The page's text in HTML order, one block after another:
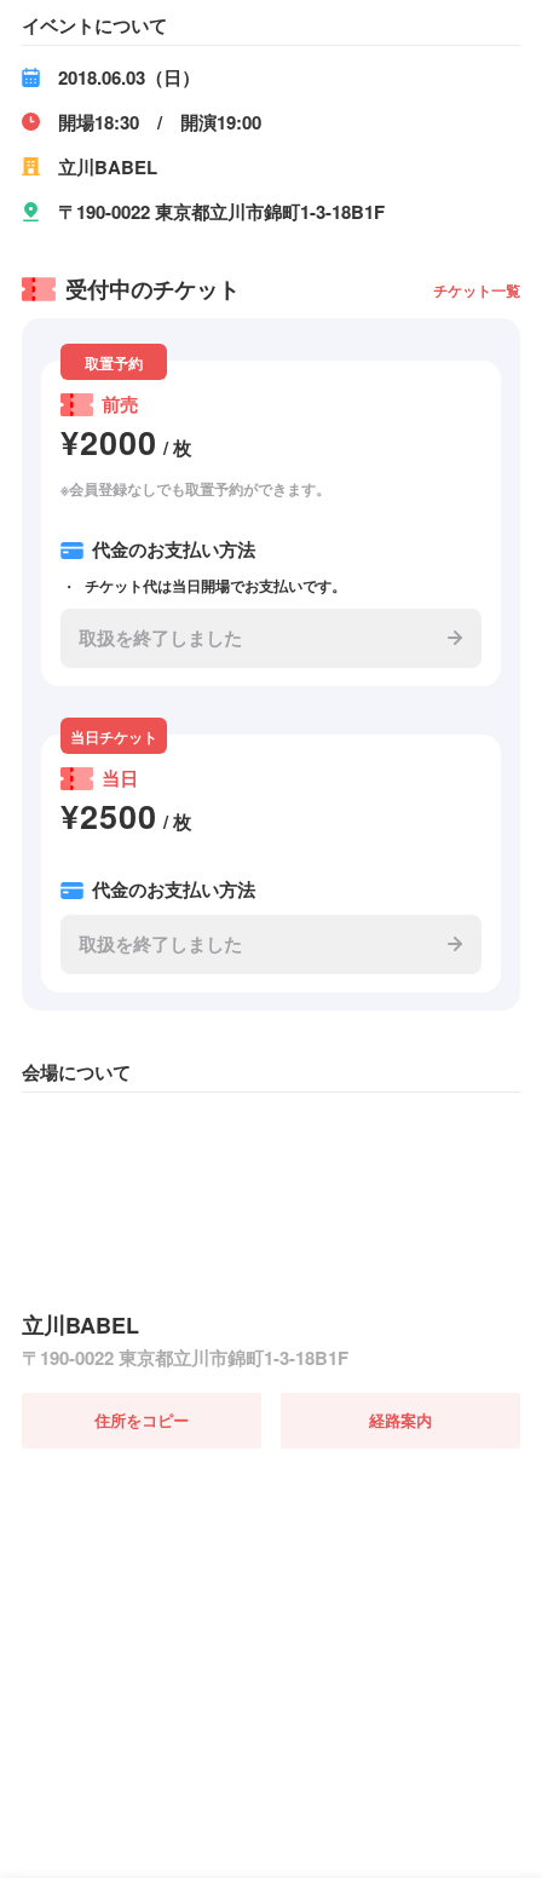
イベントについて
2018.06.03（日）
開場18:30 / 開演19:00
立川BABEL
〒190-0022 東京都立川市錦町1-3-18B1F
受付中のチケット チケット一覧
取置予約
前売
¥2000 / 枚
※会員登録なしでも取置予約ができます。
代金のお支払い方法
チケット代は当日開場でお支払いです。
取扱を終了しました
当日チケット
当日
¥2500 / 枚
代金のお支払い方法
取扱を終了しました
会場について
立川BABEL
〒190-0022 東京都立川市錦町1-3-18B1F
住所をコピー 経路案内